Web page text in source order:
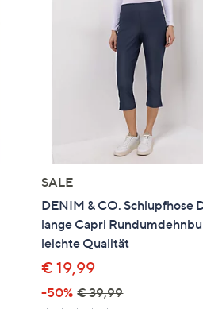
SALE
DENIM & CO. Schlupfhose
lange Capri
leichte Qualität
€ 19,99
-50% € 39,99